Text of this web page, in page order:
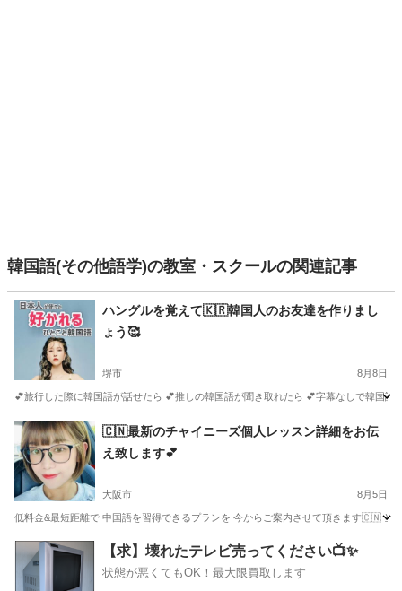
韓国語(その他語学)の教室・スクールの関連記事
ハングルを覚えて🇰🇷韓国人のお友達を作りまし
ょう🥰
堺市 8月8日
💕旅行した際に韓国語が話せたら 💕推しの韓国語が聞き取れたら 💕字幕なしで韓
大阪 堺市 韓国語 レッスン
🇨🇳最新のチャイニーズ個人レッスン詳細をお伝
え致します💕
大阪市 8月5日
低料金&最短距離で 中国語を習得できるプランを 今からご案内させて頂きます🇨🇳 当
大阪 大阪市 中国語 レッスン
【求】壊れたテレビ売ってください📺✨
状態が悪くてもOK！最大限買取します